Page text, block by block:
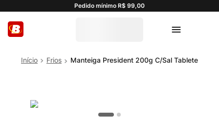
Pedido mínimo R$ 99,00
Frios Manteiga President 200g C/Sal Tablete